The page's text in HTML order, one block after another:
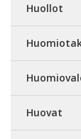
Huollot
Huovat